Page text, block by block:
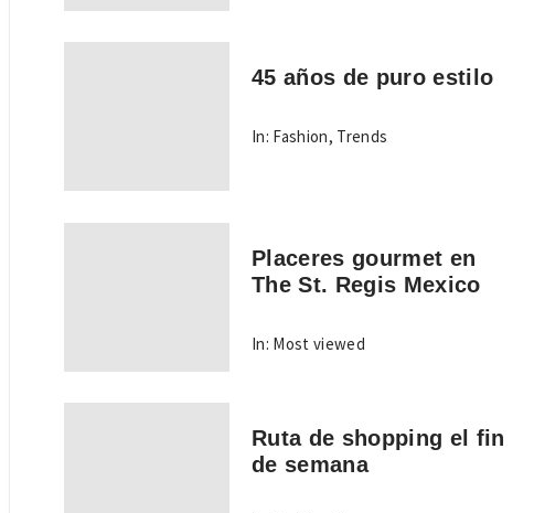
45 años de puro estilo
In: Fashion, Trends
Placeres gourmet en
The St. Regis Mexico
In: Most viewed
Ruta de shopping el fin
de semana